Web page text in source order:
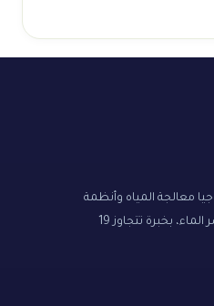
معالجة المياه وأنظمة
التناضح العكسي وأجهزة إزالة عسر الماء، بخبرة تتجاوز 19